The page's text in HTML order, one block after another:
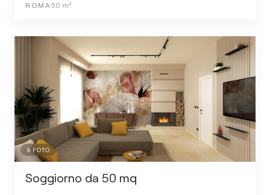
ROMA 50 m²
9 FOTO
Soggiorno da 50 mq